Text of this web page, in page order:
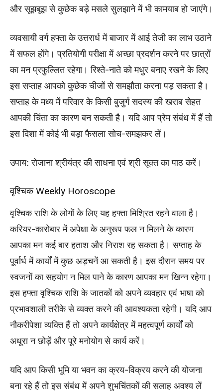
और सूझबूझ से कुछेक बड़े मसले सुलझाने में भी कामयाब हो जाएंगे।
व्यवसायी वर्ग हफ्ता के उत्तरार्ध में बाजार में आई तेजी का लाभ उठाने
में सफल होंगे। प्रतियोगी परीक्षा में अच्छा प्रदर्शन करने पर छात्रों
का मन प्रफुल्लित रहेगा। रिश्ते-नाते को मधुर बनाए रखने के लिए
इस सप्ताह आपको कुछेक चीजों से समझौता करना पड़ सकता है।
सप्ताह के मध्य में परिवार के किसी बुजुर्ग सदस्य की खराब सेहत
आपकी चिंता का कारण बन सकती है। यदि आप प्रेम संबंध में हैं तो
इस दिशा में कोई भी बड़ा फैसला सोच-समझकर लें।
उपाय: रोजाना श्रीयंत्र की साधना एवं श्री सूक्त का पाठ करें।
वृश्चिक Weekly Horoscope
वृश्चिक राशि के लोगों के लिए यह हफ्ता मिश्रित रहने वाला है।
करियर-कारोबार में अपेक्षा के अनुरूप फल न मिलने के कारण
आपका मन कई बार हताश और निराश रह सकता है। सप्ताह के
पूर्वार्ध में कार्यों में कुछ अड़चनें आ सकती है। इस दौरान समय पर
स्वजनों का सहयोग न मिल पाने के कारण आपका मन खिन्न रहेगा।
इस हफ्ता वृश्चिक राशि के जातकों को अपने व्यवहार एवं भाषा को
प्रभावशाली तरीके से व्यक्त करने की आवश्यकता रहेगी। यदि आप
नौकरीपेशा व्यक्ति हैं तो अपने कार्यक्षेत्र में महत्वपूर्ण कार्यों को
अधूरा न छोड़ें और पूरे मनोयोग से कार्य करें।
यदि आप किसी भूमि या भवन का क्रय-विक्रय करने की योजना
बना रहे हैं तो इस संबंध में अपने शुभचिंतकों की सलाह अवश्य लें